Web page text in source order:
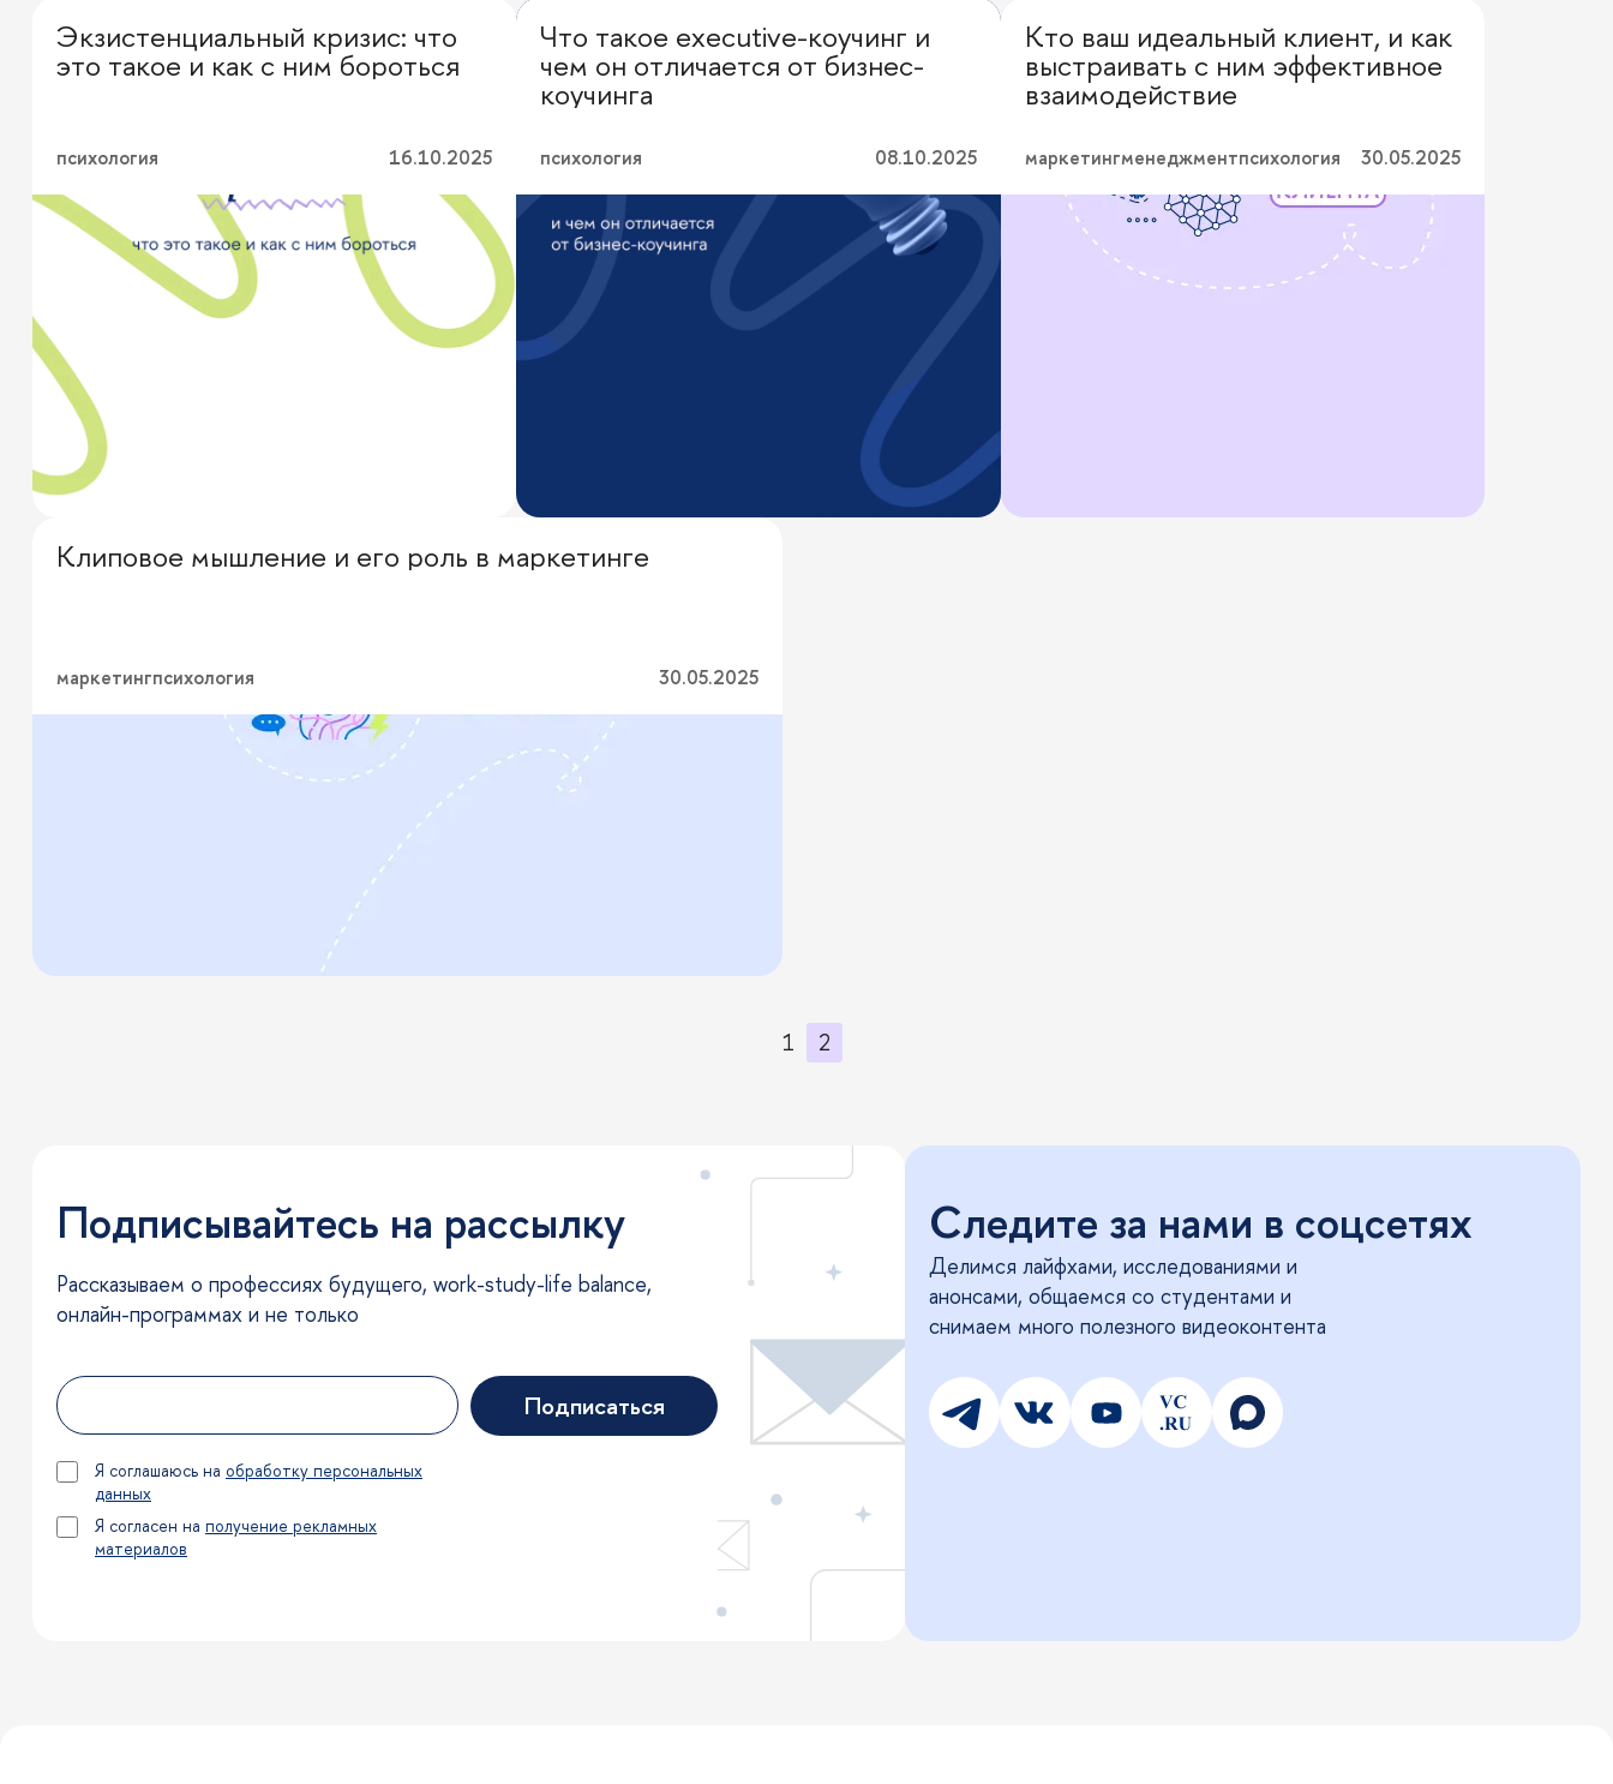
Личная эффективность
Экзистенциальный кризис: что
это такое и как с ним бороться
психология 16.10.2025
Можно вопрос?
Что такое executive-коучинг и
чем он отличается от бизнес-
коучинга
психология 08.10.2025
Перевод с профессионального
Кто ваш идеальный клиент, и как
выстраивать с ним эффективное
взаимодействие
маркетингменеджментпсихология 30.05.2025
Перевод с профессионального
Клиповое мышление и его роль в маркетинге
маркетингпсихология 30.05.2025
1 2
Подписывайтесь на рассылку
Рассказываем о профессиях будущего, work-study-life balance,
онлайн-программах и не только
Я соглашаюсь на обработку персональных
данных
Я согласен на получение рекламных
материалов
Подписаться
Следите за нами в соцсетях
Делимся лайфхами, исследованиями и
анонсами, общаемся со студентами и
снимаем много полезного видеоконтента